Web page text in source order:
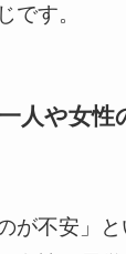
です。
人や女性
が不安」